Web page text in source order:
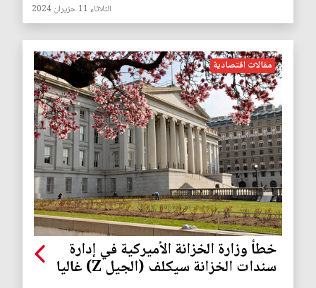
الثلاثاء 11 حزيران 2024
مقالات اقتصادية
خطأ وزارة الخزانة الأميركية في إدارة
سندات الخزانة سيكلف (الجيل Z) غاليا